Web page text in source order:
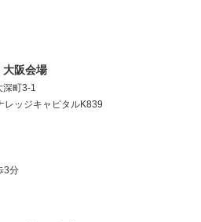
大阪会場
深町3-1
ッジキャピタルK839
3分